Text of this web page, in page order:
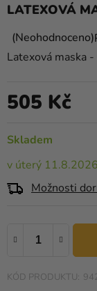
a
merch
Kreativní
produkty
Výprodej
Naše
LATEXOVÁ
Průměrné
hodnocení
0,0
5
Neohodnoceno
Latexová maska
Skladem
v úterý
Možnosti
505 Kč